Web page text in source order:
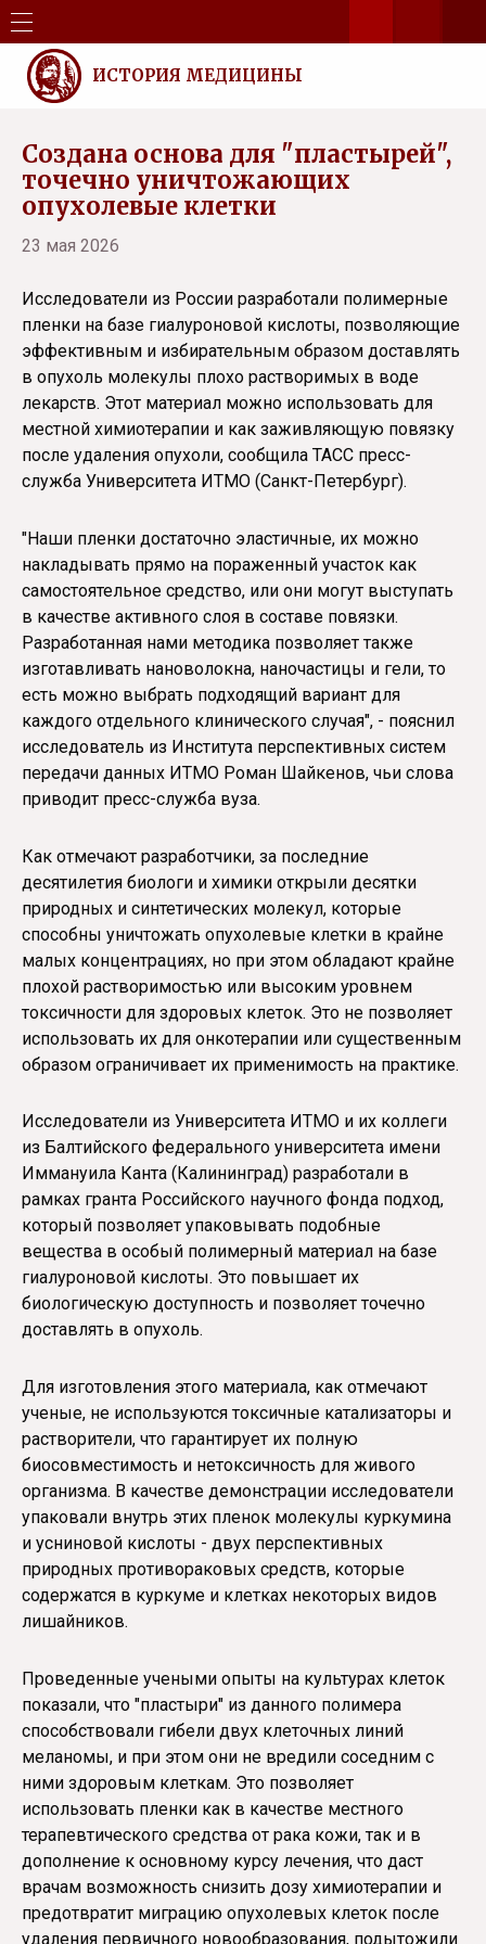
ИСТОРИЯ МЕДИЦИНЫ
Создана основа для "пластырей",
точечно уничтожающих
опухолевые клетки
23 мая 2026
Исследователи из России разработали полимерные
пленки на базе гиалуроновой кислоты, позволяющие
эффективным и избирательным образом доставлять
в опухоль молекулы плохо растворимых в воде
лекарств. Этот материал можно использовать для
местной химиотерапии и как заживляющую повязку
после удаления опухоли, сообщила ТАСС пресс-
служба Университета ИТМО (Санкт-Петербург).
"Наши пленки достаточно эластичные, их можно
накладывать прямо на пораженный участок как
самостоятельное средство, или они могут выступать
в качестве активного слоя в составе повязки.
Разработанная нами методика позволяет также
изготавливать нановолокна, наночастицы и гели, то
есть можно выбрать подходящий вариант для
каждого отдельного клинического случая", - пояснил
исследователь из Института перспективных систем
передачи данных ИТМО Роман Шайкенов, чьи слова
приводит пресс-служба вуза.
Как отмечают разработчики, за последние
десятилетия биологи и химики открыли десятки
природных и синтетических молекул, которые
способны уничтожать опухолевые клетки в крайне
малых концентрациях, но при этом обладают крайне
плохой растворимостью или высоким уровнем
токсичности для здоровых клеток. Это не позволяет
использовать их для онкотерапии или существенным
образом ограничивает их применимость на практике.
Исследователи из Университета ИТМО и их коллеги
из Балтийского федерального университета имени
Иммануила Канта (Калининград) разработали в
рамках гранта Российского научного фонда подход,
который позволяет упаковывать подобные
вещества в особый полимерный материал на базе
гиалуроновой кислоты. Это повышает их
биологическую доступность и позволяет точечно
доставлять в опухоль.
Для изготовления этого материала, как отмечают
ученые, не используются токсичные катализаторы и
растворители, что гарантирует их полную
биосовместимость и нетоксичность для живого
организма. В качестве демонстрации исследователи
упаковали внутрь этих пленок молекулы куркумина
и усниновой кислоты - двух перспективных
природных противораковых средств, которые
содержатся в куркуме и клетках некоторых видов
лишайников.
Проведенные учеными опыты на культурах клеток
показали, что "пластыри" из данного полимера
способствовали гибели двух клеточных линий
меланомы, и при этом они не вредили соседним с
ними здоровым клеткам. Это позволяет
использовать пленки как в качестве местного
терапевтического средства от рака кожи, так и в
дополнение к основному курсу лечения, что даст
врачам возможность снизить дозу химиотерапии и
предотвратит миграцию опухолевых клеток после
удаления первичного новообразования, подытожили